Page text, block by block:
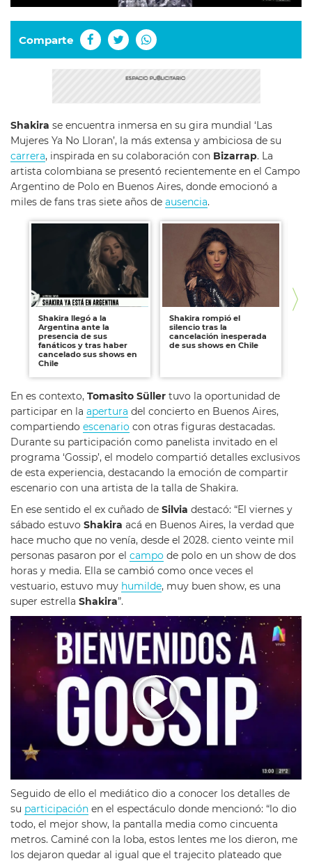
Comparte
Shakira se encuentra inmersa en su gira mundial ‘Las
Mujeres Ya No Lloran’, la más extensa y ambiciosa de su
carrera, inspirada en su colaboración con Bizarrap. La
artista colombiana se presentó recientemente en el Campo
Argentino de Polo en Buenos Aires, donde emocionó a
miles de fans tras siete años de ausencia.
Shakira llegó a la
Argentina ante la
presencia de sus
fanáticos y tras haber
cancelado sus shows en
Chile
Shakira rompió el
silencio tras la
cancelación inesperada
de sus shows en Chile
En es contexto, Tomasito Süller tuvo la oportunidad de
participar en la apertura del concierto en Buenos Aires,
compartiendo escenario con otras figuras destacadas.
Durante su participación como panelista invitado en el
programa ‘Gossip’, el modelo compartió detalles exclusivos
de esta experiencia, destacando la emoción de compartir
escenario con una artista de la talla de Shakira.
En ese sentido el ex cuñado de Silvia destacó: “El viernes y
sábado estuvo Shakira acá en Buenos Aires, la verdad que
hace mucho que no venía, desde el 2028. ciento veinte mil
personas pasaron por el campo de polo en un show de dos
horas y media. Ella se cambió como once veces el
vestuario, estuvo muy humilde, muy buen show, es una
super estrella Shakira”.
Seguido de ello el mediático dio a conocer los detalles de
su participación en el espectáculo donde mencionó: “lo dio
todo, el mejor show, la pantalla media como cincuenta
metros. Caminé con la loba, estos lentes me los dieron, me
los dejaron quedar al igual que el trajecito plateado que